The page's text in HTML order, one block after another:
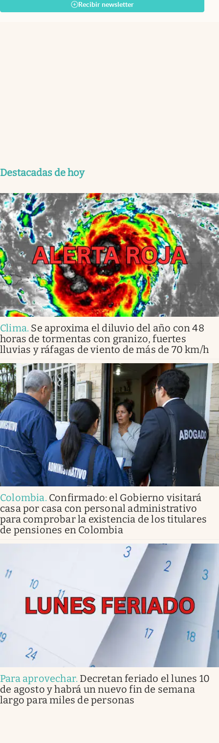
Recibir newsletter
Destacadas de hoy
Clima. Se aproxima el diluvio del año con 48
horas de tormentas con granizo, fuertes
lluvias y ráfagas de viento de más de 70 km/h
Colombia. Confirmado: el Gobierno visitará
casa por casa con personal administrativo
para comprobar la existencia de los titulares
de pensiones en Colombia
Para aprovechar. Decretan feriado el lunes 10
de agosto y habrá un nuevo fin de semana
largo para miles de personas